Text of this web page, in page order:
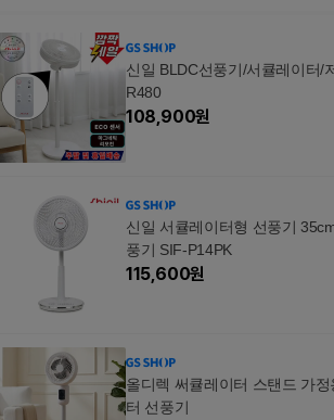
신일 BLDC선풍기/서큘레이터/
R480
108,900원
신일 서큘레이터형 선풍기
풍기 SIF-P14PK
115,600원
올디렉 써큘레이터 스탠드 가
터 선풍기